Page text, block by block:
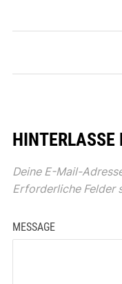
HINTERLASSE
Deine E-Mail-
Erforderliche Felder
MESSAGE